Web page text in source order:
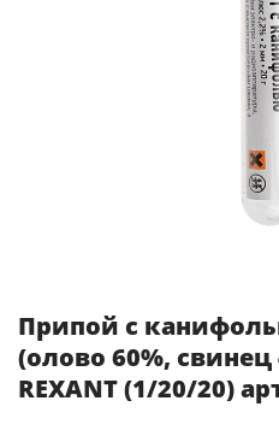
Припой с
(олово 60%, свинец
REXANT (1/20/20)